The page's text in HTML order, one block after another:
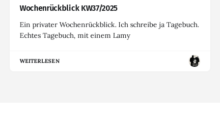
Wochenrückblick KW37/2025
Ein privater Wochenrückblick. Ich schreibe ja Tagebuch.
Echtes Tagebuch, mit einem Lamy
WEITERLESEN